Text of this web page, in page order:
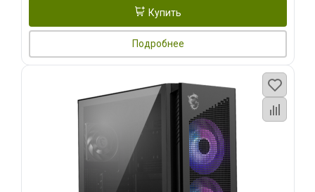
Купить
Подробнее